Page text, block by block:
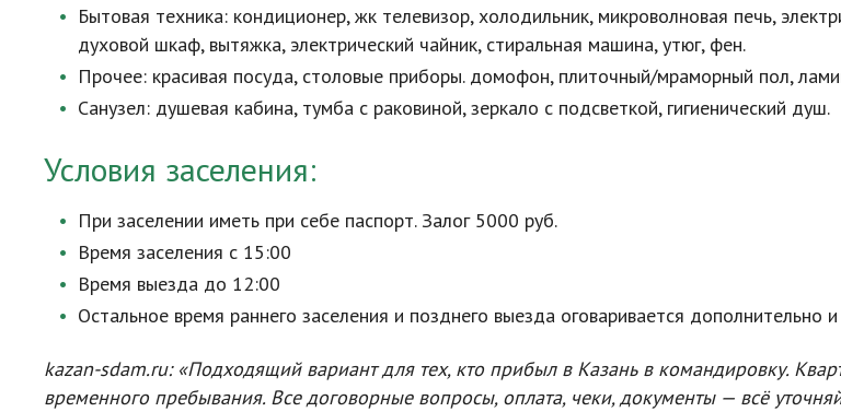
Бытовая техника: кондиционер, жк телевизор, холодильник, микроволновая печь,
духовой шкаф, вытяжка, электрический чайник, стиральная машина, утюг, фен.
Прочее: красивая посуда, столовые приборы. домофон, плиточный/мраморный пол,
Санузел: душевая кабина, тумба с раковиной, зеркало с подсветкой, гигиенический душ.
Условия заселения:
При заселении иметь при себе паспорт. Залог 5000 руб.
Время заселения с 15:00
Время выезда до 12:00
Остальное время раннего заселения и позднего выезда оговаривается дополнительно
kazan-sdam.ru: «Подходящий вариант для тех, кто прибыл в Казань в командировку.
временного пребывания. Все договорные вопросы, оплата, чеки, документы — всё